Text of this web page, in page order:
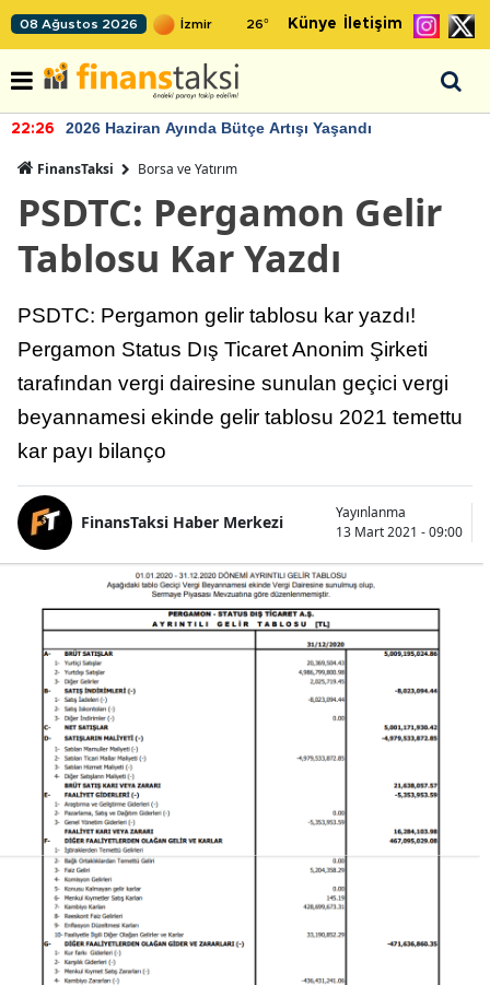
08 Ağustos 2026 26° Künye İletişim
22:26 2026 Haziran Ayında Bütçe Artışı Yaşandı
FinansTaksi Borsa ve Yatırım
PSDTC: Pergamon Gelir
Tablosu Kar Yazdı
PSDTC: Pergamon gelir tablosu kar yazdı!
Pergamon Status Dış Ticaret Anonim Şirketi
tarafından vergi dairesine sunulan geçici vergi
beyannamesi ekinde gelir tablosu 2021 temettu
kar payı bilanço
FinansTaksi Haber Merkezi
Yayınlanma
13 Mart 2021 - 09:00